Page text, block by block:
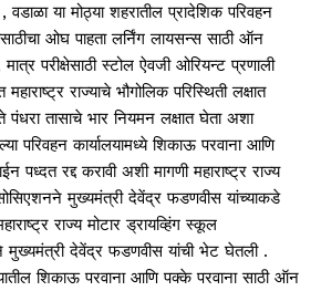
या मोठ्या शहरातील प्रादेशिक परिवहन
ओघ पाहता लर्निंग लायसन्स साठी ऑन
परीक्षेसाठी स्टोल ऐवजी ओरियन्ट प्रणाली
राज्याचे भौगोलिक परिस्थिती लक्षात
पंधरा तासाचे भार नियमन लक्षात घेता अशा
परिवहन कार्यालयामध्ये शिकाऊ परवाना आणि
पध्दत रद्द करावी अशी मागणी महाराष्ट्र राज्य
मुख्यमंत्री देवेंद्र फडणवीस यांच्याकडे
राज्य मोटार ड्रायव्हिंग स्कूल
मुख्यमंत्री देवेंद्र फडणवीस यांची भेट घेतली .
शिकाऊ परवाना आणि पक्के परवाना साठी ऑन